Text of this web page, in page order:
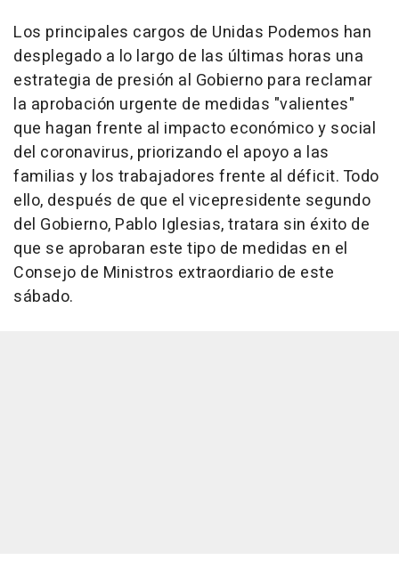
Los principales cargos de Unidas Podemos han
desplegado a lo largo de las últimas horas una
estrategia de presión al Gobierno para reclamar
la aprobación urgente de medidas "valientes"
que hagan frente al impacto económico y social
del coronavirus, priorizando el apoyo a las
familias y los trabajadores frente al déficit. Todo
ello, después de que el vicepresidente segundo
del Gobierno, Pablo Iglesias, tratara sin éxito de
que se aprobaran este tipo de medidas en el
Consejo de Ministros extraordiario de este
sábado.